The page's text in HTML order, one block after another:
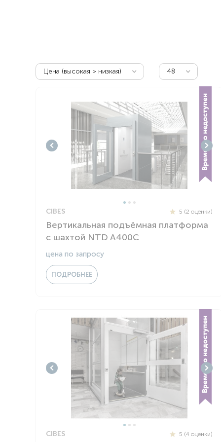
Цена (высокая > низкая) 48
CIBES 5 (2 оценки)
Вертикальная подъёмная платформа
с шахтой NTD A400C
цена по запросу
ПОДРОБНЕЕ
CIBES 5 (4 оценки)